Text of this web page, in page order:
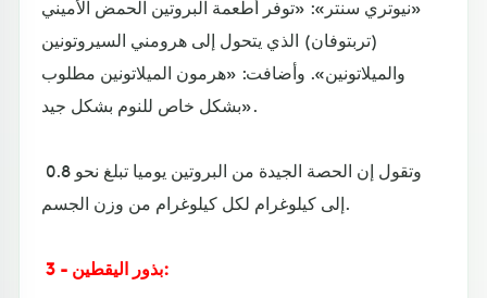
«نيوتري سنتر»: «توفر أطعمة البروتين الحمض الأميني
(تربتوفان) الذي يتحول إلى هرومني السيروتونين
والميلاتونين». وأضافت: «هرمون الميلاتونين مطلوب
بشكل خاص للنوم بشكل جيد».
إلى كيلوغرام لكل كيلوغرام من وزن الجسم.
3 - بذور اليقطين: